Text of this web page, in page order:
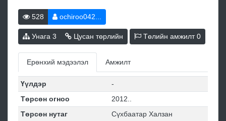
528 ochiroo042...
Унага 3 Цусан төрлийн Төлийн амжилт0
Ерөнхий мэдээлэл Амжилт
Үүлдэр
-
Төрсөн огноо
2012..
Төрсөн нутаг
Сүхбаатар Халзан